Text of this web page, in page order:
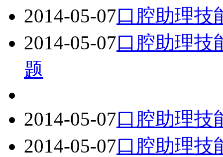
2014-05-07口腔助理技
2014-05-07口腔助理技
题
2014-05-07口腔助理技
2014-05-07口腔助理技